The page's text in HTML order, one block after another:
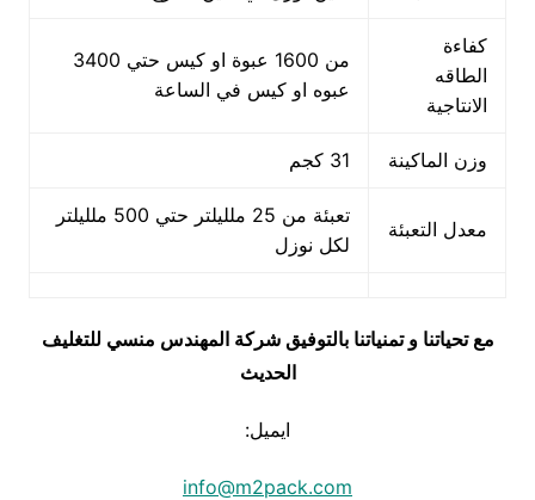
كفاءة
الطاقه
الانتاجية
من 1600 عبوة او كيس حتي 3400
عبوه او كيس في الساعة
وزن الماكينة 31 كجم
معدل التعبئة
تعبئة من 25 ملليلتر حتي 500 ملليلتر
لكل نوزل
مع تحياتنا و تمنياتنا بالتوفيق شركة المهندس منسي للتغليف
الحديث
ايميل:
info@m2pack.com